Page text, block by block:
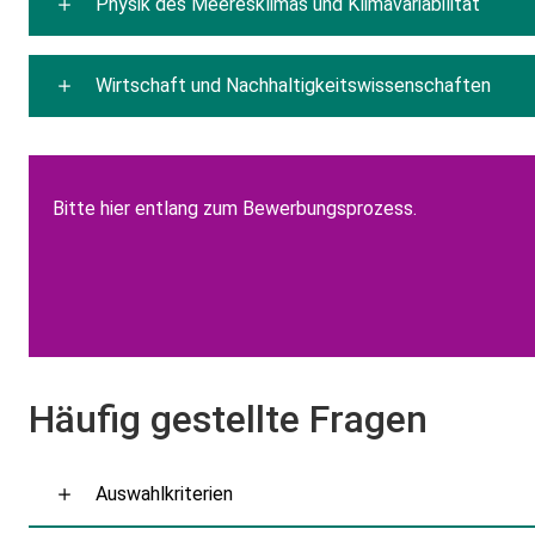
Wirtschaft und Nachhaltigkeitswissenschaften
Bitte hier entlang zum Bewerbungsprozess.
Häufig gestellte Fragen
Auswahlkriterien